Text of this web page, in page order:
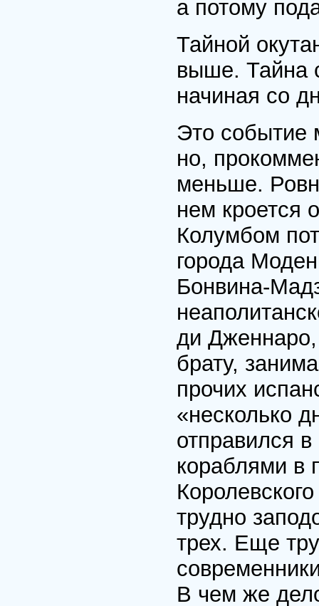
а потому
Тайной
выше. Тайна
начиная со
Это событие
но,
меньше.
нем кроется
Ко­лумбом
города
Бонвина-
ди Дженнаро,
брату,
прочих
«несколько
отправился
кораблями в
трудно
трех. Еще
В чем же